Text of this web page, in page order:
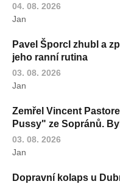
04. 08. 2026
Jan
Pavel Šporcl zhubl a
jeho ranní rutina
03. 08. 2026
Jan
Zemřel Vincent
Pussy" ze Sopránů.
03. 08. 2026
Jan
Dopravní kolaps u